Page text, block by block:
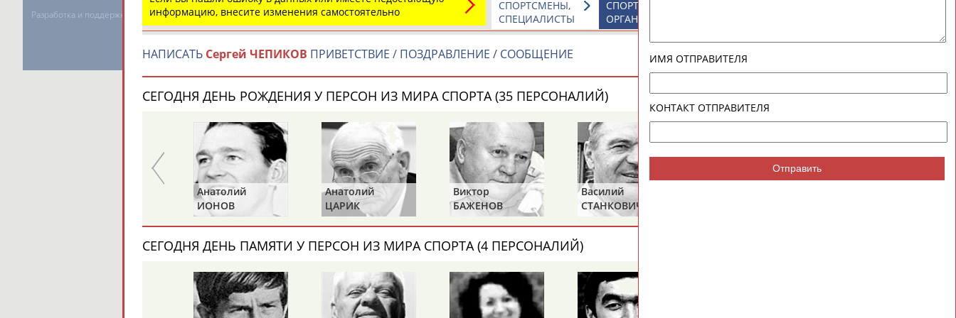
Разработка и поддержка ООО НАИТ «Стадион»
Подпишись
информацию, внесите изменения самостоятельно
СПОРТИВНЫЕ
ОРГАНИЗАЦИИ
СПОРТСМЕНЫ,
СПЕЦИАЛИСТЫ
НАПИСАТЬ Сергей ЧЕПИКОВ ПРИВЕТСТВИЕ / ПОЗДРАВЛЕНИЕ / СООБЩЕНИЕ
СЕГОДНЯ ДЕНЬ РОЖДЕНИЯ У ПЕРСОН ИЗ МИРА СПОРТА (35 ПЕРСОНАЛИЙ) ВЕСЬ СПИСОК
Анатолий
ИОНОВ
Анатолий
ЦАРИК
Виктор
БАЖЕНОВ
Василий
СТАНКОВИЧ
СЕГОДНЯ ДЕНЬ ПАМЯТИ У ПЕРСОН ИЗ МИРА СПОРТА (4 ПЕРСОНАЛИЙ)
ИМЯ ОТПРАВИТЕЛЯ
КОНТАКТ ОТПРАВИТЕЛЯ
Отправить